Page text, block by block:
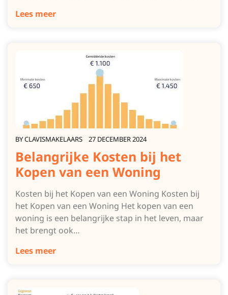
Lees meer
BYCLAVISMAKELAARS 27 DECEMBER 2024
Belangrijke Kosten bij het
Kopen van een Woning
Kosten bij het Kopen van een Woning Kosten bij
het Kopen van een Woning Het kopen van een
woning is een belangrijke stap in het leven, maar
het brengt ook…
Lees meer